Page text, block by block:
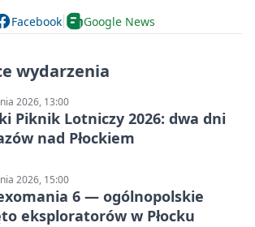
Facebook Google News
wydarzenia
2026, 13:00
Piknik Lotniczy 2026: dwa dni
nad Płockiem
2026, 15:00
6 — ogólnopolskie
eksploratorów w Płocku